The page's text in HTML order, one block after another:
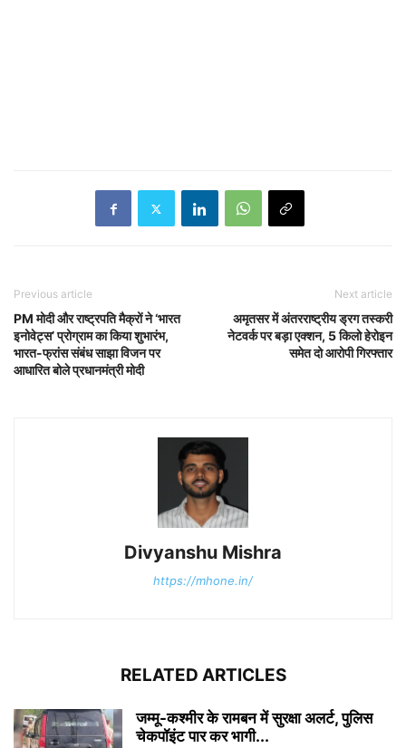
Previous article
PM मोदी और राष्ट्रपति मैक्रों ने ‘भारत
इनोवेट्स’ प्रोग्राम का किया शुभारंभ,
भारत-फ्रांस संबंध साझा विजन पर
आधारित बोले प्रधानमंत्री मोदी
Next article
अमृतसर में अंतरराष्ट्रीय ड्रग तस्करी
नेटवर्क पर बड़ा एक्शन, 5 किलो हेरोइन
समेत दो आरोपी गिरफ्तार
Divyanshu Mishra
https://mhone.in/
RELATED ARTICLES
जम्मू-कश्मीर के रामबन में सुरक्षा अलर्ट, पुलिस
चेकपॉइंट पार कर भागी...